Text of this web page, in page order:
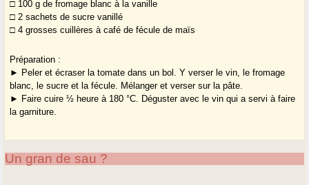
□ 100 g de fromage blanc à la vanille
□ 2 sachets de sucre vanillé
□ 4 grosses cuillères à café de fécule de maïs
Préparation :
► Peler et écraser la tomate dans un bol. Y verser le vin, le fromage
blanc, le sucre et la fécule. Mélanger et verser sur la pâte.
► Faire cuire ½ heure à 180 °C. Déguster avec le vin qui a servi à faire
la garniture.
Un gran de sau ?